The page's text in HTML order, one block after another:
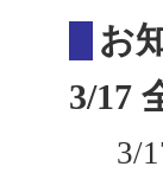
お
3/17
3/